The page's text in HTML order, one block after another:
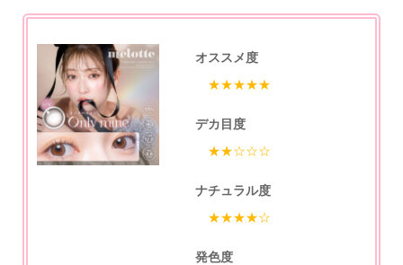
オススメ度
★★★★★
デカ目度
★★☆☆☆
ナチュラル度
★★★★☆
発色度